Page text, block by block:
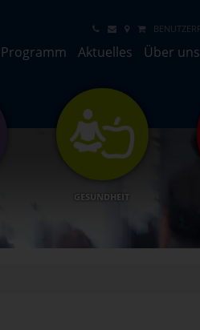
Programm Aktuelles Über uns
GESUNDHEIT